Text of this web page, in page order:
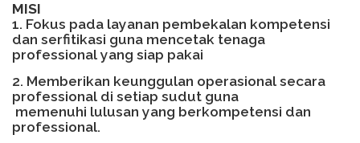
MISI
1. Fokus pada layanan pembekalan kompetensi
dan serfitikasi guna mencetak tenaga
professional yang siap pakai
2. Memberikan keunggulan operasional secara
professional di setiap sudut guna
memenuhi lulusan yang berkompetensi dan
professional.